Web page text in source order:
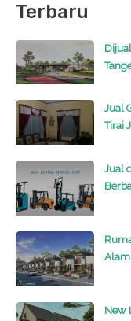
Terbaru
Jual
Tirai
Jual
New